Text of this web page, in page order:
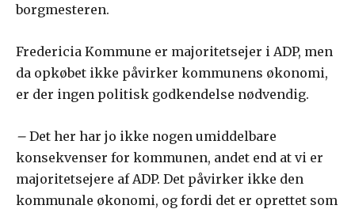
borgmesteren.
Fredericia Kommune er majoritetsejer i ADP, men
da opkøbet ikke påvirker kommunens økonomi,
er der ingen politisk godkendelse nødvendig.
– Det her har jo ikke nogen umiddelbare
konsekvenser for kommunen, andet end at vi er
majoritetsejere af ADP. Det påvirker ikke den
kommunale økonomi, og fordi det er oprettet som